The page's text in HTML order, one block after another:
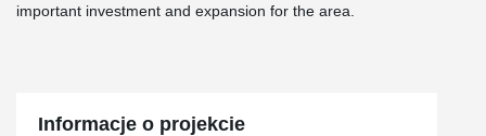
important investment and expansion for the area.
Informacje o projekcie